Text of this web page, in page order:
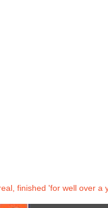
finished 'for well over a